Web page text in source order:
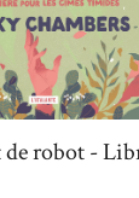
robot -